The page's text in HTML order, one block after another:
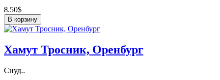
8.50$
В корзину
Хамут Тросник, Оренбург
Снуд..